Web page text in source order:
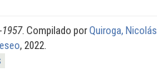
. Compilado porQuiroga, Nicolás
, 2022.